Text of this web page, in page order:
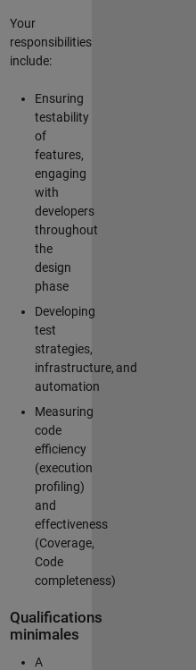
Your
responsibilities
include:
Ensuring
testability
of
features,
engaging
with
developers
throughout
the
design
phase
Developing
test
strategies,
infrastructure, and
automation
Measuring
code
efficiency
(execution
profiling)
and
effectiveness
(Coverage,
Code
completeness)
Qualifications
minimales
A